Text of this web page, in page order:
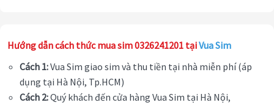
Hướng dẫn cách thức mua sim 0326241201 tạiVua Sim
Cách 1:Vua Sim giao sim và thu tiền tại nhà miễn phí (áp
dụng tại Hà Nội, Tp.HCM)
Cách 2:Quý khách đến cửa hàng Vua Sim tại Hà Nội,